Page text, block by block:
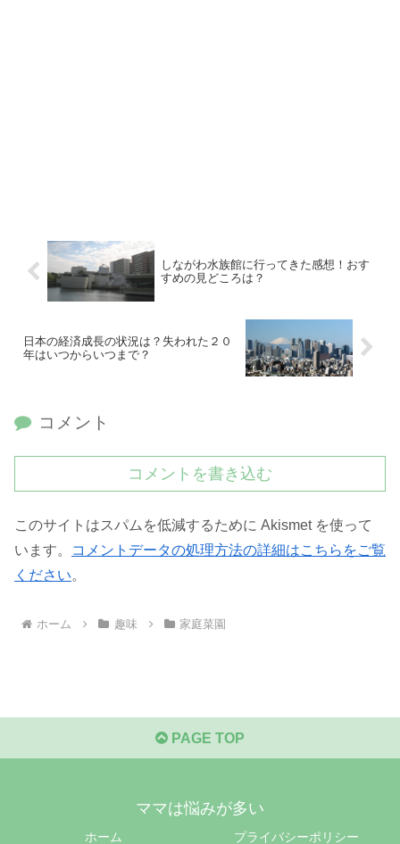
しながわ水族館に行ってきた感想！おす
すめの見どころは？
日本の経済成長の状況は？失われた２０
年はいつからいつまで？
コメント
コメントを書き込む
このサイトはスパムを低減するために Akismet を使って
います。
コメントデータの処理方法の詳細はこちらをご覧
ください。
ホーム 趣味 家庭菜園
PAGE TOP
ママは悩みが多い
ホーム プライバシーポリシー